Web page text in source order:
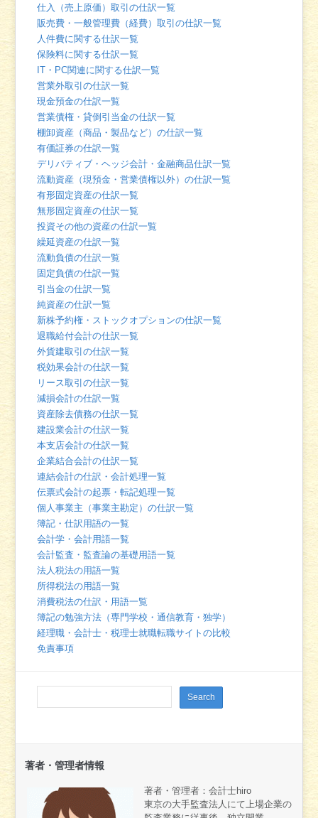
仕入（売上原価）取引の仕訳一覧
販売費・一般管理費（経費）取引の仕訳一覧
人件費に関する仕訳一覧
保険料に関する仕訳一覧
IT・PC関連に関する仕訳一覧
営業外取引の仕訳一覧
現金預金の仕訳一覧
営業債権・貸倒引当金の仕訳一覧
棚卸資産（商品・製品など）の仕訳一覧
有価証券の仕訳一覧
デリバティブ・ヘッジ会計・金融商品仕訳一覧
流動資産（現預金・営業債権以外）の仕訳一覧
有形固定資産の仕訳一覧
無形固定資産の仕訳一覧
投資その他の資産の仕訳一覧
繰延資産の仕訳一覧
流動負債の仕訳一覧
固定負債の仕訳一覧
引当金の仕訳一覧
純資産の仕訳一覧
新株予約権・ストックオプションの仕訳一覧
退職給付会計の仕訳一覧
外貨建取引の仕訳一覧
税効果会計の仕訳一覧
リース取引の仕訳一覧
減損会計の仕訳一覧
資産除去債務の仕訳一覧
建設業会計の仕訳一覧
本支店会計の仕訳一覧
企業結合会計の仕訳一覧
連結会計の仕訳・会計処理一覧
伝票式会計の起票・転記処理一覧
個人事業主（事業主勘定）の仕訳一覧
簿記・仕訳用語の一覧
会計学・会計用語一覧
会計監査・監査論の基礎用語一覧
法人税法の用語一覧
所得税法の用語一覧
消費税法の仕訳・用語一覧
簿記の勉強方法（専門学校・通信教育・独学）
経理職・会計士・税理士就職転職サイトの比較
免責事項
著者・管理者情報
著者・管理者：会計士hiro
東京の大手監査法人にて上場企業の